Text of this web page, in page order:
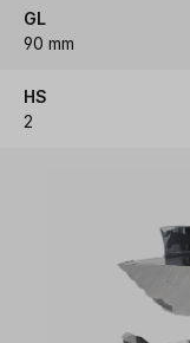
GL
90 mm
HS
2